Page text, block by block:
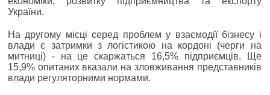
України.
На другому місці серед проблем у взаємодії бізнесу і
влади є затримки з логістикою на кордоні (черги на
митниці) - на це скаржаться 16,5% підприємців. Ще
15,9% опитаних вказали на зловживання представників
влади регуляторними нормами.